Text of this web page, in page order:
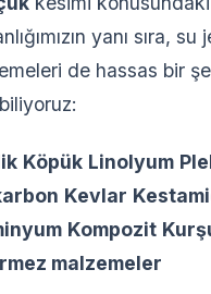
yanı sıra, su
de hassas bir
Köpük Linolyum
Kevlar
Kompozit
malzemeler